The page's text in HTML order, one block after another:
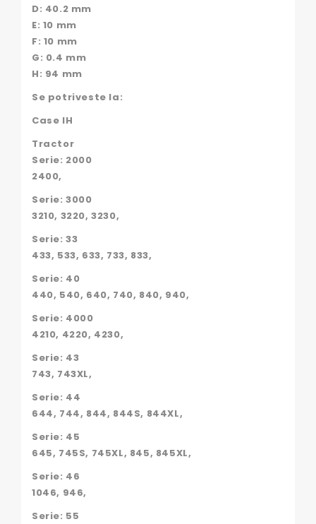
D: 40.2 mm
E: 10 mm
F: 10 mm
G: 0.4 mm
H: 94 mm
Se potriveste la:
Case IH
Tractor
Serie: 2000
2400,
Serie: 3000
3210, 3220, 3230,
Serie: 33
433, 533, 633, 733, 833,
Serie: 40
440, 540, 640, 740, 840, 940,
Serie: 4000
4210, 4220, 4230,
Serie: 43
743, 743XL,
Serie: 44
644, 744, 844, 844S, 844XL,
Serie: 45
645, 745S, 745XL, 845, 845XL,
Serie: 46
1046, 946,
Serie: 55